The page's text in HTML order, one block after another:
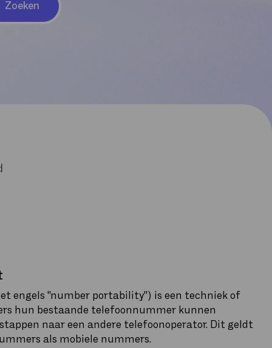
Zoeken
engels ''number portability'') is een techniek of
hun bestaande telefoonnummer kunnen
naar een andere telefoonoperator. Dit geldt
als mobiele nummers.